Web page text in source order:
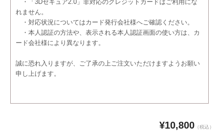
・「3Dセキュア2.0」非対応のクレジットカードはご利用にな
れません。
・対応状況についてはカード発行会社様へご確認ください。
・本人認証の方法や、表示される本人認証画面の使い方は、カ
ード会社様により異なります。
誠に恐れ入りますが、ご了承の上ご注文いただけますようお願い
申し上げます。
¥10,800 （税込）